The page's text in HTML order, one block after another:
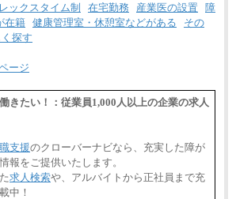
ックスタイム制 在宅勤務 産業医の設置
障
在籍 健康管理室・休憩室などがある
その
探す
ージ
きたい！：従業員1,000人以上の企業の求人
支援のクローバーナビなら、充実した障が
報をご提供いたします。
求人検索や、アルバイトから正社員まで充
中！